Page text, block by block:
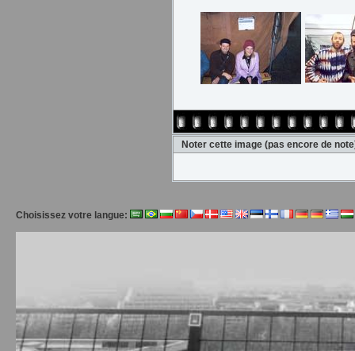
Noter cette image(pas encore de
Choisissez votre langue: